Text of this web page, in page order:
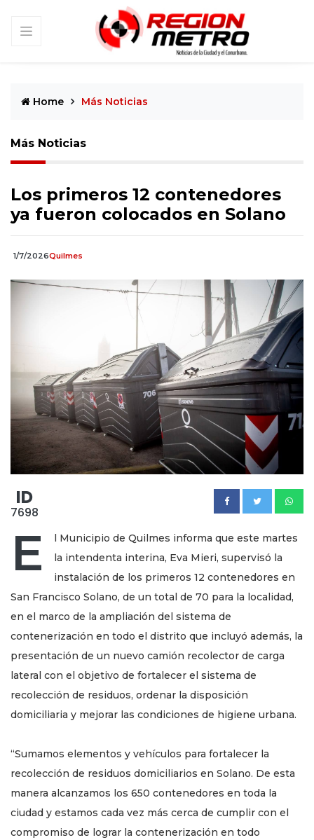
Home Más Noticias
Más Noticias
Los primeros 12 contenedores
ya fueron colocados en Solano
1/7/2026Quilmes
ID
7698
E
l Municipio de Quilmes informa que este martes
la intendenta interina, Eva Mieri, supervisó la
instalación de los primeros 12 contenedores en
San Francisco Solano, de un total de 70 para la localidad,
en el marco de la ampliación del sistema de
contenerización en todo el distrito que incluyó además, la
presentación de un nuevo camión recolector de carga
lateral con el objetivo de fortalecer el sistema de
recolección de residuos, ordenar la disposición
domiciliaria y mejorar las condiciones de higiene urbana.
“Sumamos elementos y vehículos para fortalecer la
recolección de residuos domiciliarios en Solano. De esta
manera alcanzamos los 650 contenedores en toda la
ciudad y estamos cada vez más cerca de cumplir con el
compromiso de lograr la contenerización en todo